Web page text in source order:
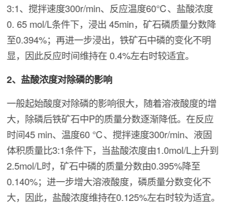
3:1、搅拌速度300r/min、反应温度60℃、盐酸浓度
0. 65 mol/L条件下，浸出 45min，矿石磷质量分数降
至0.394%；再进一步浸出，铁矿石中磷的变化不明
显，因此反应时间维持在 0.4%左右时较适宜。
2、盐酸浓度对除磷的影响
一般起始酸度对除磷的影响很大，随着溶液酸度的增
大，除磷后铁矿石中P的质量分数逐渐降低。在反应
时间45 min、温度60 ℃、搅拌速度300r/min、液固
体积质量比3:1条件下，当盐酸浓度由1.0mol/L上升到
2.5mol/L时，矿石中磷的质量分数由0.395%降至
0.140%；进一步增大溶液酸度，磷质量分数变化不
大，因此，盐酸浓度维持在0.125%左右时较为适宜。